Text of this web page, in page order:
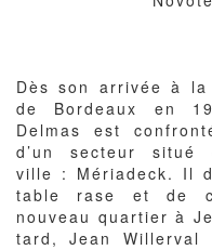
Corps
du
texte
Dès son arrivée à
de Bordeaux en
Delmas est
d’un secteur
ville : Mériadeck. Il
table rase et de
nouveau quartier à
tard, Jean